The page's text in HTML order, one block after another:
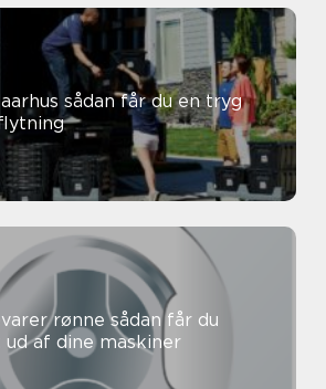
du en tryg
sådan får du
af dine maskiner